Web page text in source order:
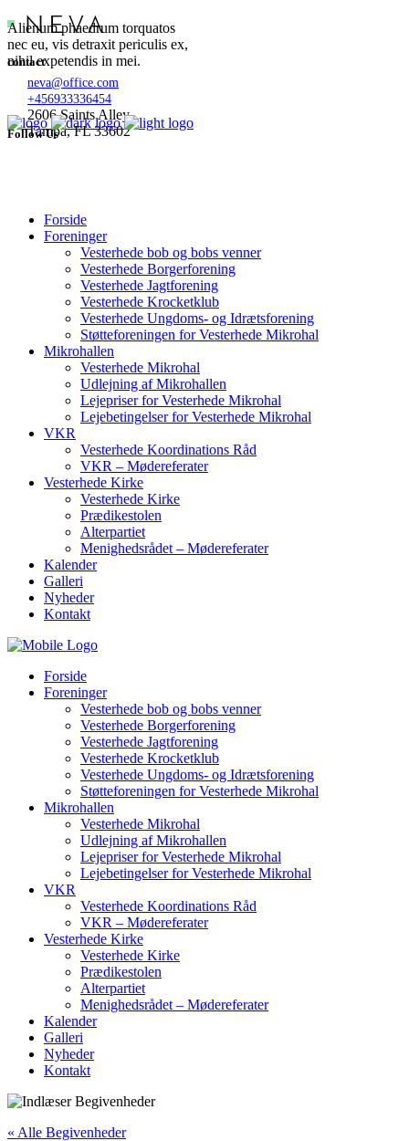
Alienum phaedrum torquatos
nec eu, vis detraxit periculis ex,
nihil expetendis in mei.
contact
neva@office.com
+456933336454
2606 Saints Alley
Tampa, FL 33602
Follow Us
Forside
Foreninger
Vesterhede bob og bobs venner
Vesterhede Borgerforening
Vesterhede Jagtforening
Vesterhede Krocketklub
Vesterhede Ungdoms- og Idrætsforening
Støtteforeningen for Vesterhede Mikrohal
Mikrohallen
Vesterhede Mikrohal
Udlejning af Mikrohallen
Lejepriser for Vesterhede Mikrohal
Lejebetingelser for Vesterhede Mikrohal
VKR
Vesterhede Koordinations Råd
VKR – Mødereferater
Vesterhede Kirke
Vesterhede Kirke
Prædikestolen
Alterpartiet
Menighedsrådet – Mødereferater
Kalender
Galleri
Nyheder
Kontakt
Forside
Foreninger
Vesterhede bob og bobs venner
Vesterhede Borgerforening
Vesterhede Jagtforening
Vesterhede Krocketklub
Vesterhede Ungdoms- og Idrætsforening
Støtteforeningen for Vesterhede Mikrohal
Mikrohallen
Vesterhede Mikrohal
Udlejning af Mikrohallen
Lejepriser for Vesterhede Mikrohal
Lejebetingelser for Vesterhede Mikrohal
VKR
Vesterhede Koordinations Råd
VKR – Mødereferater
Vesterhede Kirke
Vesterhede Kirke
Prædikestolen
Alterpartiet
Menighedsrådet – Mødereferater
Kalender
Galleri
Nyheder
Kontakt
« Alle Begivenheder